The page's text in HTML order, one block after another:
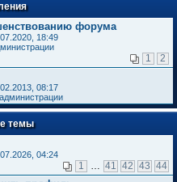
форума
18:49
1 2
08:17
темы
04:24
1 … 41 42 43 44